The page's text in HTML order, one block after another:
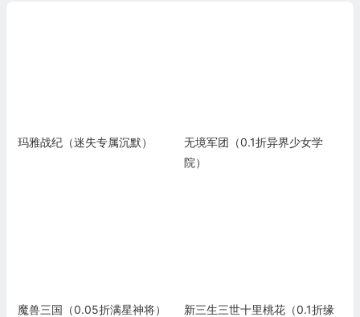
玛雅战纪（迷失专属沉默）
无境军团（0.1折异界少女学
院）
魔兽三国（0.05折满星神将）
新三生三世十里桃花（0.1折缘